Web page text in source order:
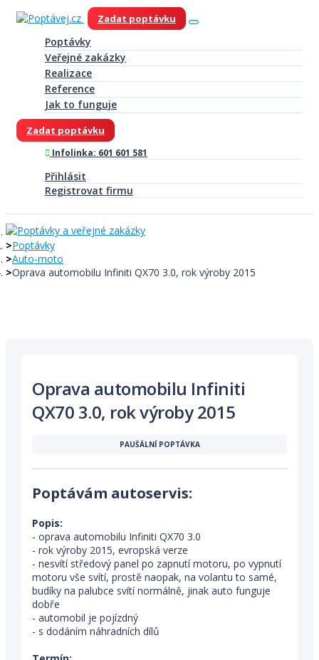
Zadat poptávku
Poptávky
Veřejné zakázky
Realizace
Reference
Jak to funguje
Zadat poptávku
Infolinka: 601 601 581
Přihlásit
Registrovat firmu
Poptávky
Auto-moto
Oprava automobilu Infiniti QX70 3.0, rok výroby 2015
Oprava automobilu Infiniti
QX70 3.0, rok výroby 2015
PAUŠÁLNÍ POPTÁVKA
Poptávám autoservis:
Popis:
- oprava automobilu Infiniti QX70 3.0
- rok výroby 2015, evropská verze
- nesvítí středový panel po zapnutí motoru, po vypnutí
motoru vše svítí, prostě naopak, na volantu to samé,
budíky na palubce svítí normálně, jinak auto funguje
dobře
- automobil je pojízdný
- s dodáním náhradních dílů